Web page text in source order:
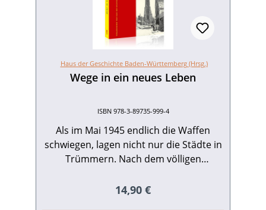
Haus der Geschichte Baden-Württemberg (Hrsg.)
Wege in ein neues Leben
ISBN 978-3-89735-999-4
Als im Mai 1945 endlich die Waffen
schwiegen, lagen nicht nur die Städte in
Trümmern. Nach dem völligen
standen die Überlebenden vor den
Regulärer Preis:
14,90 €